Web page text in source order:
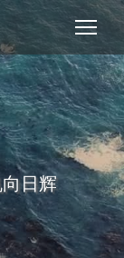
日辉